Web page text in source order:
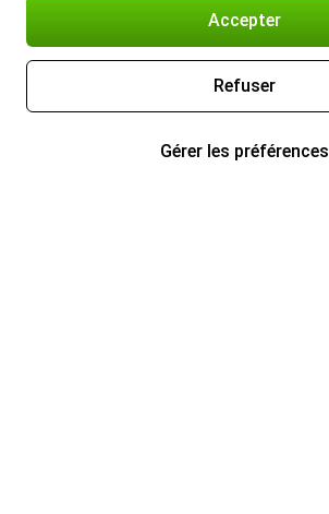
Accepter
Refuser
Gérer les préférences